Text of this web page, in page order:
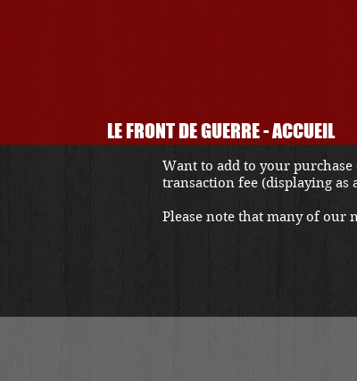
LE FRONT DE GUERRE - ACCUEIL
Want to add to your
transaction fee (displaying as
Please note that many of our